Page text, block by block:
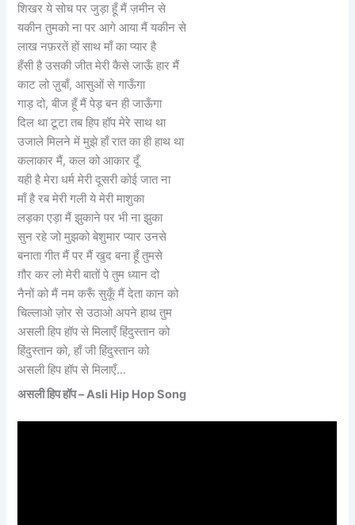
शिखर ये सोच पर जुड़ा हूँ मैं ज़मीन से
यकीन तुमको ना पर आगे आया मैं यकीन से
लाख नफ़रतें हों साथ माँ का प्यार है
हँसी है उसकी जीत मेरी कैसे जाऊँ हार मैं
काट लो ज़ुबाँ, आसुओं से गाऊँगा
गाड़ दो, बीज हूँ मैं पेड़ बन ही जाऊँगा
दिल था टूटा तब हिप हॉप मेरे साथ था
उजाले मिलने में मुझे हाँ रात का ही हाथ था
कलाकार मैं, कल को आकार दूँ
यही है मेरा धर्म मेरी दूसरी कोई जात ना
माँ है रब मेरी गली ये मेरी माशुका
लड़का एड़ा मैं झुकाने पर भी ना झुका
सुन रहे जो मुझको बेशुमार प्यार उनसे
बनाता गीत मैं पर मैं खुद बना हूँ तुमसे
ग़ौर कर लो मेरी बातों पे तुम ध्यान दो
नैनों को मैं नम करूँ सुकूँ मैं देता कान को
चिल्लाओ ज़ोर से उठाओ अपने हाथ तुम
असली हिप हॉप से मिलाएँ हिंदुस्तान को
हिंदुस्तान को, हाँ जी हिंदुस्तान को
असली हिप हॉप से मिलाएँ…
असली हिप हॉप – Asli Hip Hop Song